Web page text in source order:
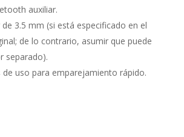
auxiliar.
de 3.5 mm (si está especificado en el
de lo contrario, asumir que puede
separado).
de uso para emparejamiento rápido.